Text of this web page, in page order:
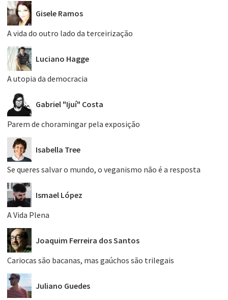
Gisele Ramos
A vida do outro lado da terceirização
Luciano Hagge
A utopia da democracia
Gabriel "Ijuí" Costa
Parem de choramingar pela exposição
Isabella Tree
Se queres salvar o mundo, o veganismo não é a resposta
Ismael López
A Vida Plena
Joaquim Ferreira dos Santos
Cariocas são bacanas, mas gaúchos são trilegais
Juliano Guedes